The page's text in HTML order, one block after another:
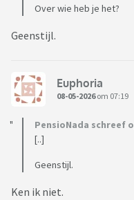
Over wie heb je het?
Geenstijl.
Euphoria
08-05-2026om 07:19
PensioNada schreef
[..]
Geenstijl.
Ken ik niet.